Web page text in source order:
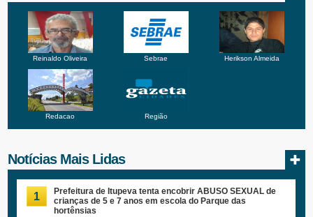
Reinaldo Oliveira Sebrae Herikson Almeida
Redacao Região
Notícias Mais Lidas
1
Prefeitura de Itupeva tenta encobrir ABUSO SEXUAL de
crianças de 5 e 7 anos em escola do Parque das
hortênsias